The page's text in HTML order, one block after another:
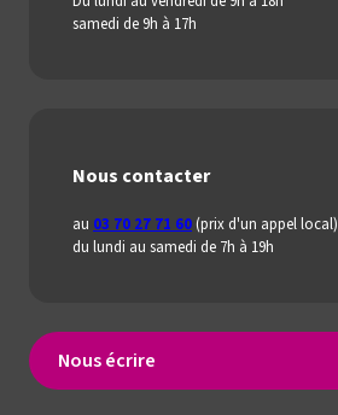
samedi de 9h à 17h
Nous contacter
au 03 70 27 71 60 (prix d'un appel local)
du lundi au samedi de 7h à 19h
Nous écrire